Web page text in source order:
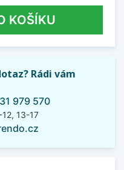
KOŠÍKU
Rádi vám
979 570
13-17